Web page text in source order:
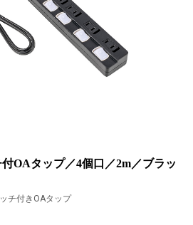
OAタップ／4個口／2m／ブラッ
チ付きOAタップ